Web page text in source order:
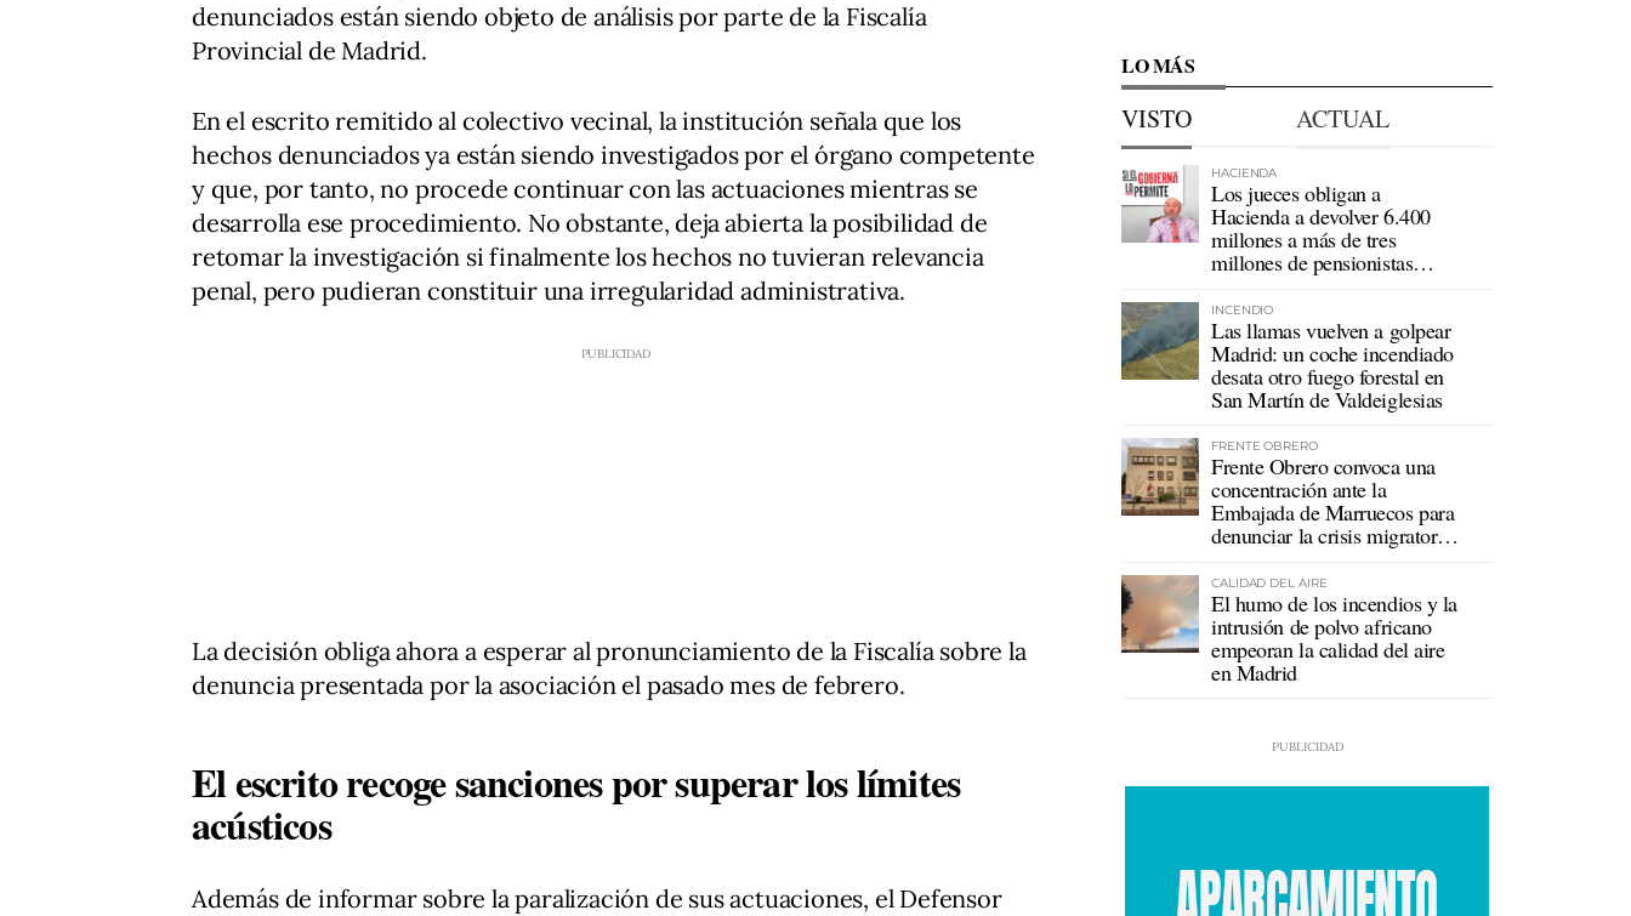
denunciados están siendo objeto de análisis por parte de la Fiscalía
Provincial de Madrid.
En el escrito remitido al colectivo vecinal, la institución señala que los
hechos denunciados ya están siendo investigados por el órgano competente
y que, por tanto, no procede continuar con las actuaciones mientras se
desarrolla ese procedimiento. No obstante, deja abierta la posibilidad de
retomar la investigación si finalmente los hechos no tuvieran relevancia
penal, pero pudieran constituir una irregularidad administrativa.
La decisión obliga ahora a esperar al pronunciamiento de la Fiscalía sobre la
denuncia presentada por la asociación el pasado mes de febrero.
El escrito recoge sanciones por superar los límites
acústicos
Además de informar sobre la paralización de sus actuaciones, el Defensor
LO MÁS
VISTO ACTUAL
HACIENDA
Los jueces obligan a
Hacienda a devolver 6.400
millones a más de tres
millones de pensionistas
INCENDIO
Las llamas vuelven a golpear
Madrid: un coche incendiado
desata otro fuego forestal en
San Martín de Valdeiglesias
FRENTE OBRERO
Frente Obrero convoca una
concentración ante la
Embajada de Marruecos para
denunciar la crisis migratoria
CALIDAD DEL AIRE
El humo de los incendios y la
intrusión de polvo africano
empeoran la calidad del aire
en Madrid